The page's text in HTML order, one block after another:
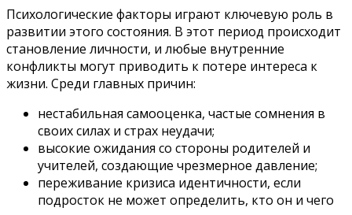
Психологические факторы играют ключевую роль в
развитии этого состояния. В этот период происходит
становление личности, и любые внутренние
конфликты могут приводить к потере интереса к
жизни. Среди главных причин:
нестабильная самооценка, частые сомнения в
своих силах и страх неудачи;
высокие ожидания со стороны родителей и
учителей, создающие чрезмерное давление;
переживание кризиса идентичности, если
подросток не может определить, кто он и чего